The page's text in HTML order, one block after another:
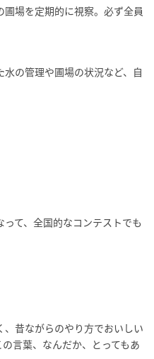
場を定期的に視察。必ず全員
の管理や圃場の状況など、自
て、全国的なコンテストでも
、昔ながらのやり方でおいしい
言葉、なんだか、とってもあ